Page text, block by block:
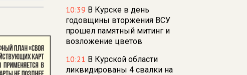
10:39 В Курске в день
годовщины вторжения ВСУ
прошел памятный митинг и
возложение цветов
10:21 В Курской области
ликвидированы 4 свалки на